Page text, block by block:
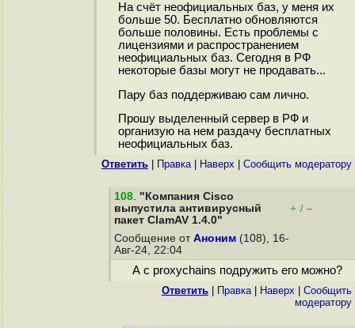
На счёт неофициальных баз, у меня их
больше 50. Бесплатно обновляются
больше половины. Есть проблемы с
лицензиями и распространением
неофициальных баз. Сегодня в РФ
некоторые базы могут не продавать...
Пару баз поддерживаю сам лично.
Прошу выделенный сервер в РФ и
организую на нем раздачу бесплатных
неофициальных баз.
Ответить Правка| Наверх Cообщить модератору
108. "Компания Cisco
выпустила антивирусный
пакет ClamAV 1.4.0"
+ / –
Сообщение от Аноним (108), 16-
Авг-24, 22:04
А с proxychains подружить его можно?
Ответить Правка| Наверх
Cообщить
модератору